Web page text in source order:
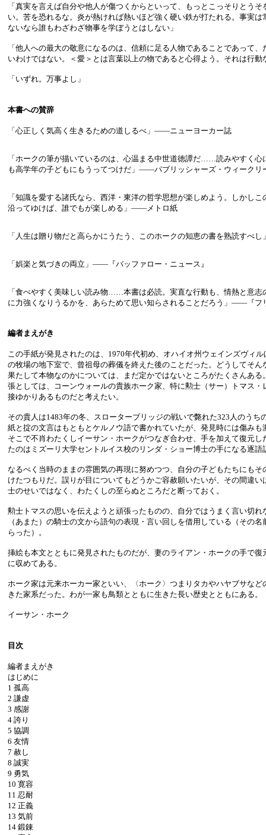
「真実を言えば自分や他人が傷つくからといって、もっとこっそりとう
い。苦を恐れるな。炎が熱ければ熱いほど強く硬い鉄が打たれる。事実は
ないなら誰もわざわざ物事を学ぼうとはしない」
「他人への最大の敬意になるのは、信頼に足る人物であることであって
いわけではない。＜愛＞とは言葉以上の物であると心得よう。それは行動
「いずれ。万事よし」
本書への賛辞
「心正しく気高く生きるための道しるべ」――ニューヨーカー誌
「ホークの筆が描いているのは、心温まる中世道徳譚だ……読みやすく心
も高学年の子どもにもうってつけだ」――パブリッシャーズ・ウィークリ
「知識を愛する諸氏なら、西洋・東洋の哲学思想が楽しめよう。しかし
沿ってゆけば、誰でもが楽しめる」――メトロ紙
「人生は贈り物だと高らかにうたう、このホークの知恵の書を熟読すべ
「娯楽と気づきの両立」――『バッファロー・ニュース』
「食べやすく美味しい読み物……本書は必読。実直な行動も、情熱と意志
に力強くなりうるかを、あらためて思い知らされることだろう」――『フ
編者まえがき
この手紙が発見されたのは、1970年代初め、オハイオ州ウェインズヴィ
の牧場の地下室で、曾祖母の葬儀を終えた後のことだった。どうしてそん
果たして本物なのかについては、まだ定かではないところがたくさんある
張としては、コーンウォールの貴族ホーク家、特に勲士（サー）トマス・
接ゆかりあるものだと考えたい。
その貴人は1483年の冬、スローターブリッジの戦いで斃れた323人のうち
紙と掟の文言はもともとケルノウ語で書かれていたが、発見時には傷みも
そこで不肖わたくしイーサン・ホークがつなぎ合わせ、手を加えて復元し
たのはミズーリ大学セントルイス校のリンダ・ショー博士の手になる逐語
なるべく当時のままの雰囲気の再現に努めつつ、自分の子どもたちにもそ
けたつもりだ。誤りが目についてもどうかご容赦願いたいが、その間違い
士のせいではなく、わたくしの至らぬところだと断っておく。
勲士トマスの思いを伝えようと頑張ったものの、自分ではうまく言い切れ
（あまた）の騎士の文から語句の表現・言い回しを借用している（その
らった）。
挿絵も本文とともに発見されたものだが、妻のライアン・ホークの手で復
に収めてある。
ホーク家は元来ホーカー家といい、〈ホーク〉つまりタカやハヤブサなど
きた家系だった。わが一家も鳥類とともに生きた長い歴史とともにある。
イーサン・ホーク
目次
編者まえがき
はじめに
1 孤高
2 謙虚
3 感謝
4 誇り
5 協調
6 友情
7 赦し
8 誠実
9 勇気
10 寛容
11 忍耐
12 正義
13 気前
14 鍛錬